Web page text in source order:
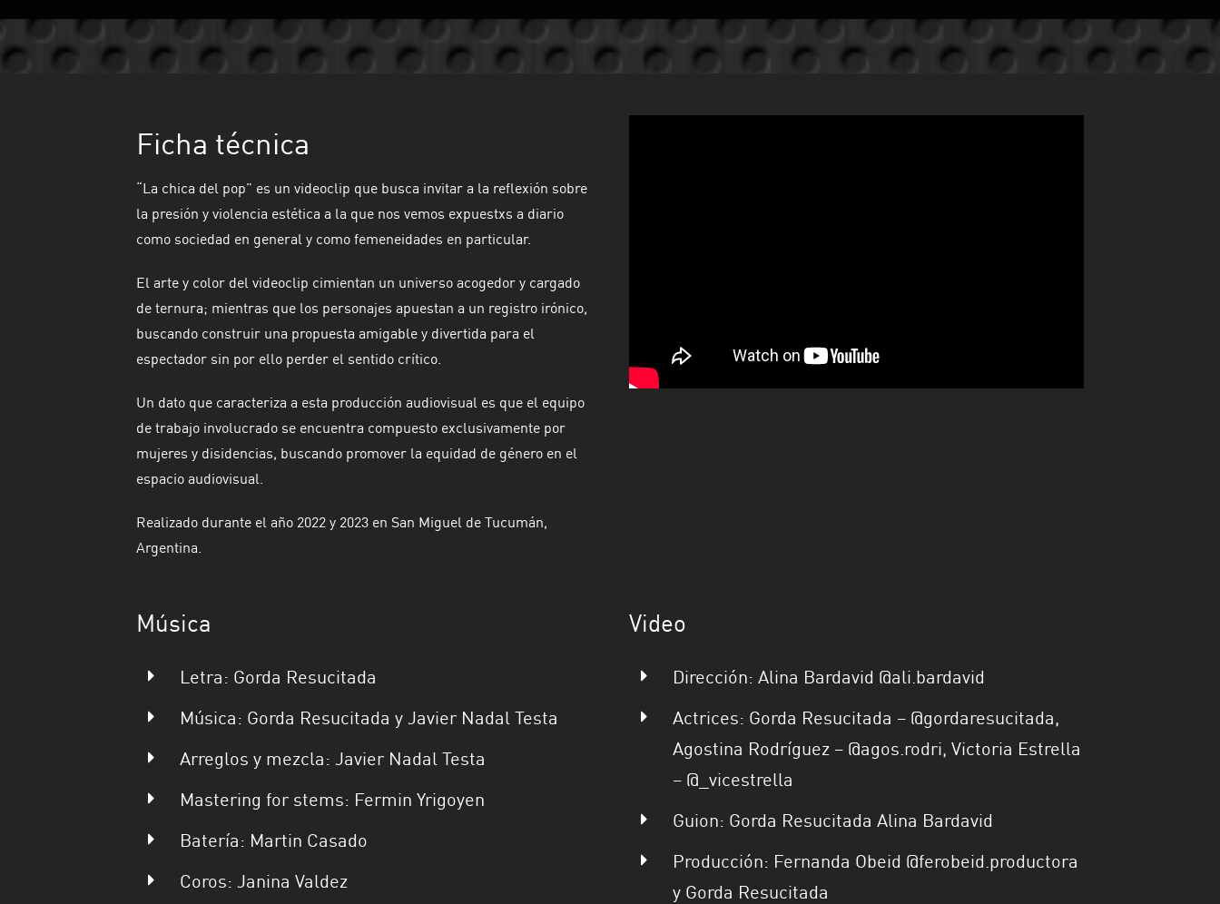
Ficha técnica
“La chica del pop” es un videoclip que busca invitar a la reflexión sobre
la presión y violencia estética a la que nos vemos expuestxs a diario
como sociedad en general y como femeneidades en particular.
El arte y color del videoclip cimientan un universo acogedor y cargado
de ternura; mientras que los personajes apuestan a un registro irónico,
buscando construir una propuesta amigable y divertida para el
espectador sin por ello perder el sentido crítico.
Un dato que caracteriza a esta producción audiovisual es que el equipo
de trabajo involucrado se encuentra compuesto exclusivamente por
mujeres y disidencias, buscando promover la equidad de género en el
espacio audiovisual.
Realizado durante el año 2022 y 2023 en San Miguel de Tucumán,
Argentina.
Música
Letra: Gorda Resucitada
Música: Gorda Resucitada y Javier Nadal Testa
Arreglos y mezcla: Javier Nadal Testa
Mastering for stems: Fermin Yrigoyen
Batería: Martin Casado
Coros: Janina Valdez
Video
Dirección: Alina Bardavid @ali.bardavid
Actrices: Gorda Resucitada – @gordaresucitada,
Agostina Rodríguez – @agos.rodri, Victoria Estrella
– @_vicestrella
Guion: Gorda Resucitada Alina Bardavid
Producción: Fernanda Obeid @ferobeid.productora
yGorda Resucitada